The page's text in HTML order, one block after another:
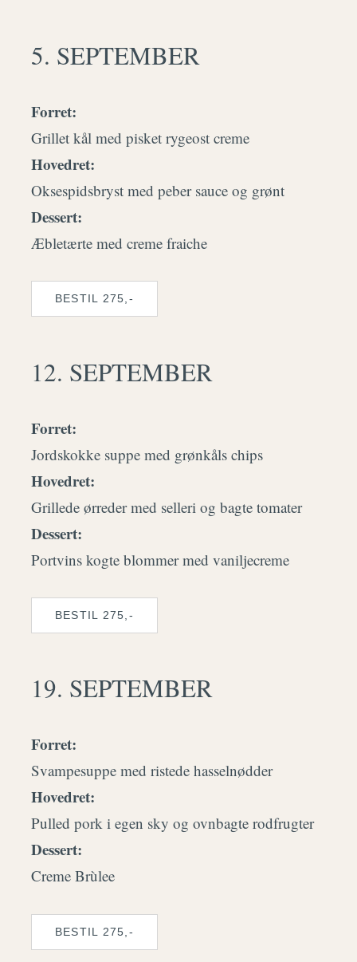
5. SEPTEMBER
Forret:
Grillet kål med pisket rygeost creme
Hovedret:
Oksespidsbryst med peber sauce og grønt
Dessert:
Æbletærte med creme fraiche
BESTIL 275,-
12. SEPTEMBER
Forret:
Jordskokke suppe med grønkåls chips
Hovedret:
Grillede ørreder med selleri og bagte tomater
Dessert:
Portvins kogte blommer med vaniljecreme
BESTIL 275,-
19. SEPTEMBER
Forret:
Svampesuppe med ristede hasselnødder
Hovedret:
Pulled pork i egen sky og ovnbagte rodfrugter
Dessert:
Creme Brùlee
BESTIL 275,-